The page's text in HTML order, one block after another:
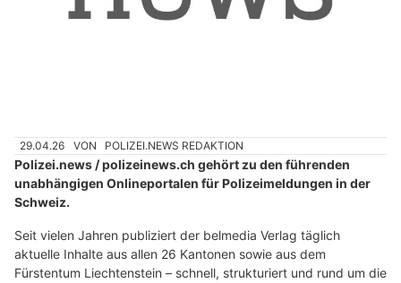
29.04.26 VON POLIZEI.NEWS REDAKTION
Polizei.news / polizeinews.ch gehört zu den führenden
unabhängigen Onlineportalen für Polizeimeldungen in der
Schweiz.
Seit vielen Jahren publiziert der belmedia Verlag täglich
aktuelle Inhalte aus allen 26 Kantonen sowie aus dem
Fürstentum Liechtenstein – schnell, strukturiert und rund um die